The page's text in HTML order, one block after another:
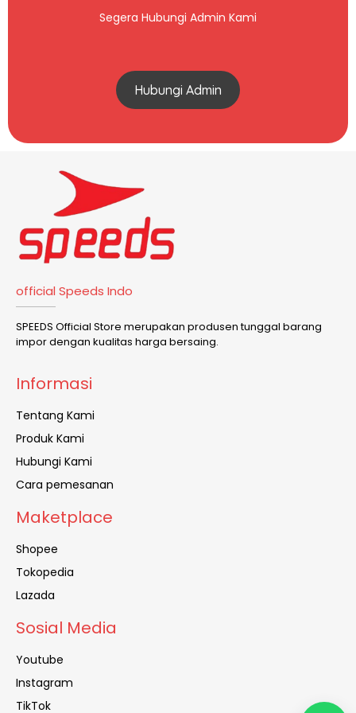
Segera Hubungi Admin Kami
Hubungi Admin
official Speeds Indo
SPEEDS Official Store merupakan produsen tunggal barang
impor dengan kualitas harga bersaing.
Informasi
Tentang Kami
Produk Kami
Hubungi Kami
Cara pemesanan
Maketplace
Shopee
Tokopedia
Lazada
Sosial Media
Youtube
Instagram
TikTok